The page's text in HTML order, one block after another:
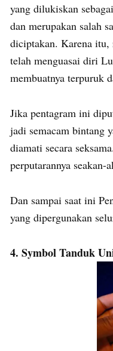
yang dilukiskan
dan merupakan salah
diciptakan. Karena itu,
telah menguasai diri
membuatnya terpuruk
Jika pentagram ini
jadi semacam bintang
diamati secara
perputarannya seakan-
Dan sampai saat ini
yang dipergunakan
4. Symbol Tanduk